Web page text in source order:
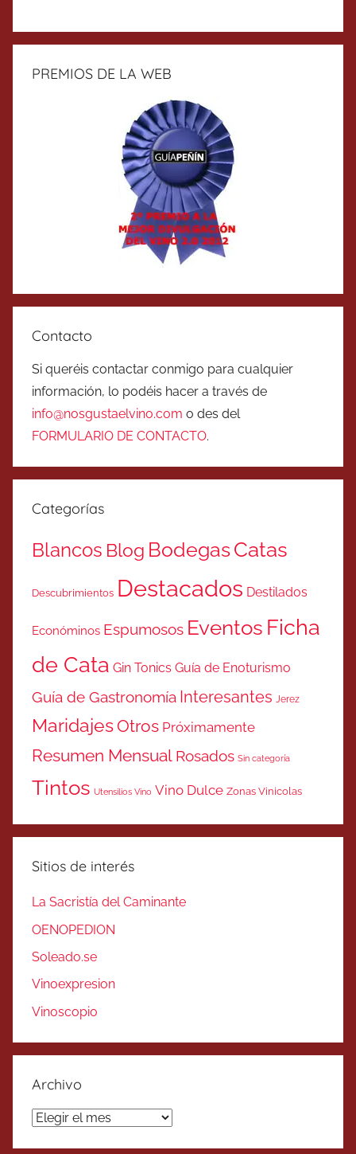
PREMIOS DE LA WEB
Contacto
Si queréis contactar conmigo para cualquier
información, lo podéis hacer a través de
info@nosgustaelvino.com o des del
FORMULARIO DE CONTACTO.
Categorías
Blancos Blog BodegasCatas
Descubrimientos Destacados Destilados
Económinos Espumosos Eventos Ficha
de Cata Gin Tonics Guía de Enoturismo
Guía de Gastronomía Interesantes Jerez
MaridajesOtros Próximamente
Resumen Mensual Rosados Sin categoría
Tintos Utensilios Vino Vino Dulce Zonas Vinicolas
Sitios de interés
La Sacristía del Caminante
OENOPEDION
Soleado.se
Vinoexpresion
Vinoscopio
Archivo
Archivo